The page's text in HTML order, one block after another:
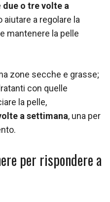
due o tre volte a
aiutare a regolare la
mantenere la pelle
zone secche e grasse;
con quelle
la pelle,
a settimana, una per
per rispondere a